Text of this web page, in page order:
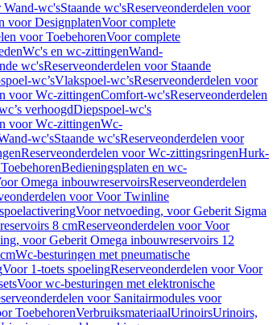
Wand-wc'sStaande wc'sReserveonderdelen voor
voor DesignplatenVoor complete
voor ToebehorenVoor complete
Wc's en wc-zittingenWand-
wc'sReserveonderdelen voor Staande
wc’sVlakspoel-wc’sReserveonderdelen voor
voor Wc-zittingenComfort-wc'sReserveonderdelen
verhoogdDiepspoel-wc's
voor Wc-zittingenWc-
wc'sStaande wc'sReserveonderdelen voor
Reserveonderdelen voor Wc-zittingsringenHurk-
Bedieningsplaten en wc-
Omega inbouwreservoirsReserveonderdelen
voor Voor Twinline
Voor netvoeding, voor Geberit Sigma
8 cmReserveonderdelen voor Voor
voor Geberit Omega inbouwreservoirs 12
Wc-besturingen met pneumatische
Voor 1-toets spoelingReserveonderdelen voor Voor
Voor wc-besturingen met elektronische
voor Sanitairmodules voor
ToebehorenVerbruiksmateriaalUrinoirsUrinoirs,